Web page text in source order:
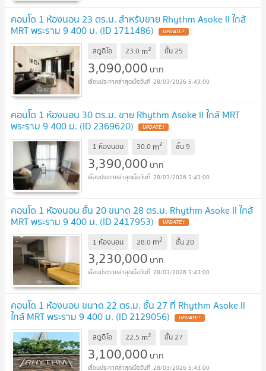
คอนโด 1 ห้องนอน 23 ตร.ม. สำหรับขาย Rhythm Asoke ll ใกล้
MRT พระราม 9 400 ม. (ID 1711486) UPDATE !
สตูดิโอ 23.0 m2 ชั้น25
3,090,000 บาท
28/03/2026 5:43:00
คอนโด 1 ห้องนอน 30 ตร.ม. ขาย Rhythm Asoke ll ใกล้ MRT
พระราม 9 400 ม. (ID 2369620) UPDATE !
1 ห้องนอน 30.0 m2 ชั้น9
3,390,000 บาท
28/03/2026 5:43:00
คอนโด 1 ห้องนอน ชั้น 20 ขนาด 28 ตร.ม. Rhythm Asoke II ใกล้
MRT พระราม 9 400 ม. (ID 2417953) UPDATE !
1 ห้องนอน 28.0 m2 ชั้น20
3,230,000 บาท
28/03/2026 5:43:00
คอนโด 1 ห้องนอน ขนาด 22 ตร.ม. ชั้น 27 ที่ Rhythm Asoke ll
ใกล้ MRT พระราม 9 400 ม. (ID 2129056) UPDATE !
สตูดิโอ 22.5 m2 ชั้น27
3,100,000 บาท
28/03/2026 5:43:00